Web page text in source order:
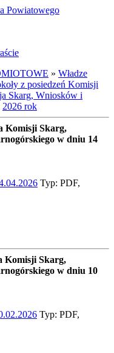
Powiatowego
» Władze
z posiedzeń Komisji
Skarg, Wniosków i
2026 rok
Komisji Skarg,
w dniu 14
Typ: PDF,
Komisji Skarg,
w dniu 10
Typ: PDF,